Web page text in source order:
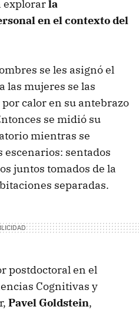
explorarla
en el contexto del
se les asignó el
las mujeres se las
calor en su antebrazo
se midió su
mientras se
sentados
juntos tomados de la
separadas.
postdoctoral en el
Cognitivas y
Pavel Goldstein,